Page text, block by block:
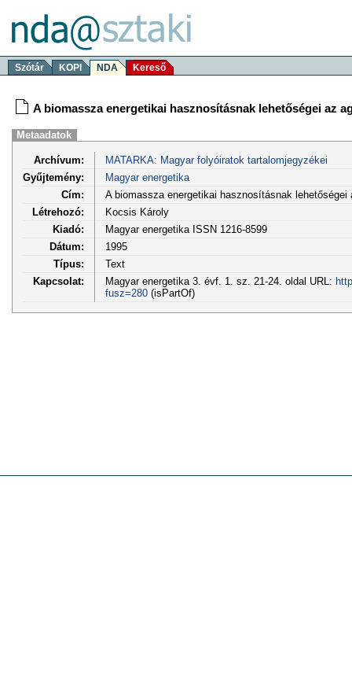
Szótár KOPI NDA Kereső
A biomassza energetikai hasznosításnak lehetőségei az
Metaadatok
Archívum:
MATARKA: Magyar folyóiratok tartalomjegyzékei
Gyűjtemény:
Magyar energetika
Cím:
A biomassza energetikai hasznosításnak lehetőségei
Létrehozó:
Kocsis Károly
Kiadó:
Magyar energetika ISSN 1216-8599
Dátum:
1995
Típus:
Text
Kapcsolat:
Magyar energetika 3. évf. 1. sz. 21-24. oldal URL:
fusz=280(isPartOf)